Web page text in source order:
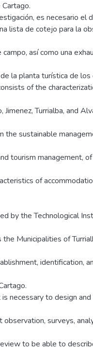
es necesario el
lista de cotejo para la
así como una
la planta turística de
of the
Jimenez, Turrialba, and
the sustainable
tourism management,
of
by the Technological
Municipalities of
identification,
necessary to design
surveys,
to be able to